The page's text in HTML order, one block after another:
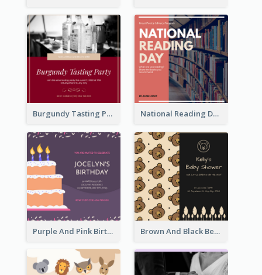
Burgundy Tasting Party Invitation National Reading Day Invitation
Purple And Pink Birthday Cake Illustration Party Invitation Brown And Black Bear Cartoon Baby Shower Invitation